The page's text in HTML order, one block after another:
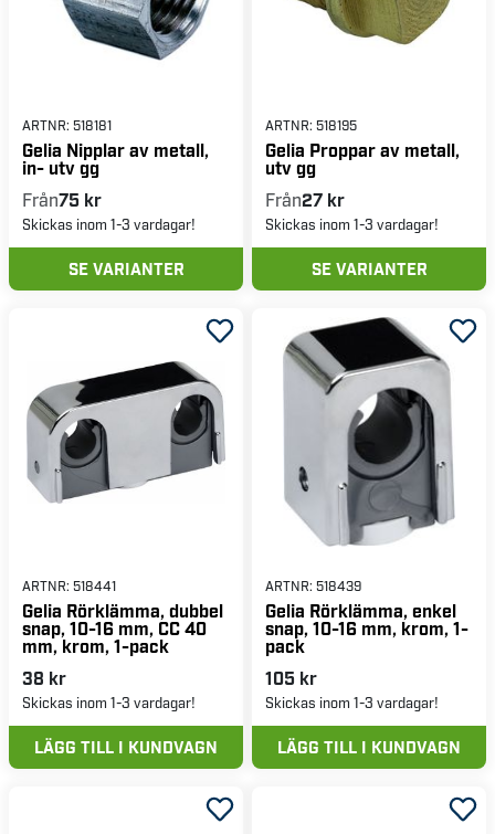
ARTNR: 518181
Gelia Nipplar av metall,
in- utv gg
Från75 kr
Skickas inom 1-3 vardagar!
SE VARIANTER
ARTNR: 518195
Gelia Proppar av metall,
utv gg
Från27 kr
Skickas inom 1-3 vardagar!
SE VARIANTER
ARTNR: 518441
Gelia Rörklämma, dubbel
snap, 10-16 mm, CC 40
mm, krom, 1-pack
38 kr
Skickas inom 1-3 vardagar!
LÄGG TILL I KUNDVAGN
ARTNR: 518439
Gelia Rörklämma, enkel
snap, 10-16 mm, krom, 1-
pack
105 kr
Skickas inom 1-3 vardagar!
LÄGG TILL I KUNDVAGN